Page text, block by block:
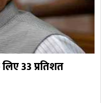
33 प्रतिशत